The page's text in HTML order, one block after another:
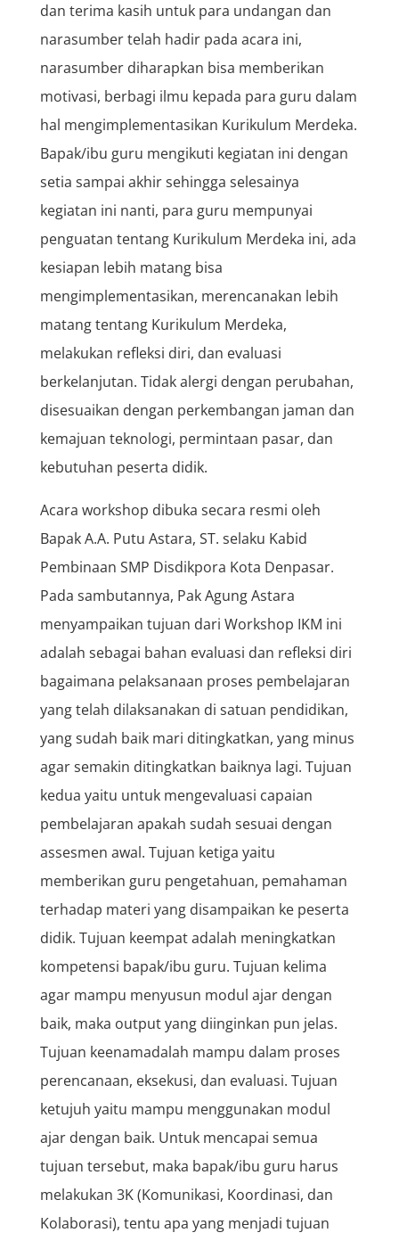
dan terima kasih untuk para undangan dan
narasumber telah hadir pada acara ini,
narasumber diharapkan bisa memberikan
motivasi, berbagi ilmu kepada para guru dalam
hal mengimplementasikan Kurikulum Merdeka.
Bapak/ibu guru mengikuti kegiatan ini dengan
setia sampai akhir sehingga selesainya
kegiatan ini nanti, para guru mempunyai
penguatan tentang Kurikulum Merdeka ini, ada
kesiapan lebih matang bisa
mengimplementasikan, merencanakan lebih
matang tentang Kurikulum Merdeka,
melakukan refleksi diri, dan evaluasi
berkelanjutan. Tidak alergi dengan perubahan,
disesuaikan dengan perkembangan jaman dan
kemajuan teknologi, permintaan pasar, dan
kebutuhan peserta didik.
Acara workshop dibuka secara resmi oleh
Bapak A.A. Putu Astara, ST. selaku Kabid
Pembinaan SMP Disdikpora Kota Denpasar.
Pada sambutannya, Pak Agung Astara
menyampaikan tujuan dari Workshop IKM ini
adalah sebagai bahan evaluasi dan refleksi diri
bagaimana pelaksanaan proses pembelajaran
yang telah dilaksanakan di satuan pendidikan,
yang sudah baik mari ditingkatkan, yang minus
agar semakin ditingkatkan baiknya lagi. Tujuan
kedua yaitu untuk mengevaluasi capaian
pembelajaran apakah sudah sesuai dengan
assesmen awal. Tujuan ketiga yaitu
memberikan guru pengetahuan, pemahaman
terhadap materi yang disampaikan ke peserta
didik. Tujuan keempat adalah meningkatkan
kompetensi bapak/ibu guru. Tujuan kelima
agar mampu menyusun modul ajar dengan
baik, maka output yang diinginkan pun jelas.
Tujuan keenamadalah mampu dalam proses
perencanaan, eksekusi, dan evaluasi. Tujuan
ketujuh yaitu mampu menggunakan modul
ajar dengan baik. Untuk mencapai semua
tujuan tersebut, maka bapak/ibu guru harus
melakukan 3K (Komunikasi, Koordinasi, dan
Kolaborasi), tentu apa yang menjadi tujuan